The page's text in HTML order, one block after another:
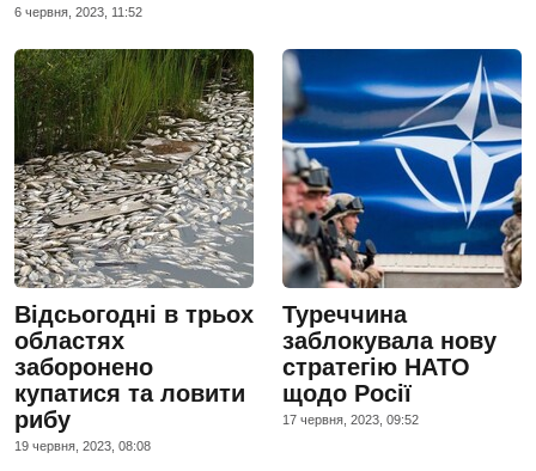
6 червня, 2023, 11:52
Відсьогодні в трьох
областях
заборонено
купатися та ловити
рибу
19 червня, 2023, 08:08
Туреччина
заблокувала нову
стратегію НАТО
щодо Росії
17 червня, 2023, 09:52